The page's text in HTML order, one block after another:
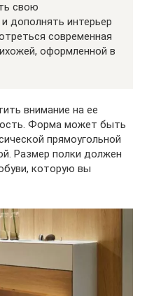
свою
дополнять интерьер
современная
оформленной в
внимание на ее
Форма может быть
прямоугольной
Размер полки должен
которую вы